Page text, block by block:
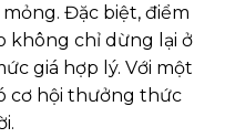
Đặc biệt, điểm
không chỉ dừng lại ở
giá hợp lý. Với một
cơ hội thưởng thức